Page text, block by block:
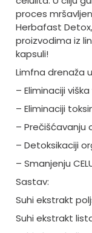
proces
Herbafast
proizvodima iz
kapsuli!
Limfna drenaža
– Eliminaciji
– Eliminaciji
– Prečišćavanju
– Detoksikaciji
– Smanjenju
Sastav:
Suhi ekstrakt
Suhi ekstrakt